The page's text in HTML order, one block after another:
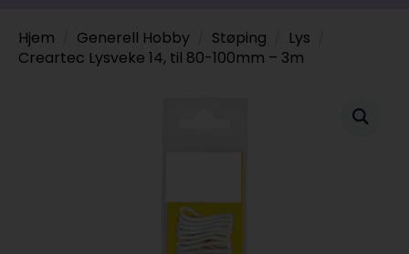
Hjem Generell Hobby Støping
Lys
Creartec Lysveke 14, til 80-100mm – 3m